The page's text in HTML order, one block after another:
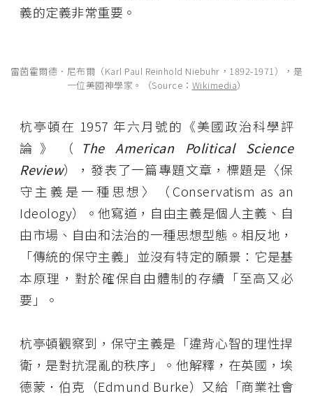
義的定義非常重要。
雷茵霍爾德．尼布爾（Karl Paul Reinhold Niebuhr，1892-1971），是
一位美國神學家。（Source： Wikimedia）
杭亭頓在 1957 年六月號的《美國政治科學評
論》（ The American Political Science
Review），發表了一篇專題文章，標題是〈保
守主義是一種思想〉（Conservatism as an
Ideology）。他寫道，自由主義是個人主義、自
由市場、自由和法治的一種思想型態。相反地，
「傳統的保守主義」並沒有特定的願景：它是基
本原理，對於確保自由體制的存續「至高又必
要」。
杭亭頓觀察到，保守主義是「違背心智的理性捍
衛，是對抗混亂的秩序」。他解釋，在英國，埃
德蒙．伯克（Edmund Burke）又給「商業社會